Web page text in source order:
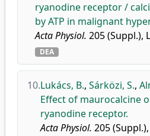
ryanodine receptor /
by ATP in malignant
Acta Physiol. 205 (Suppl.),
DEA
10.Lukács, B., Sárközi, S.,
Effect of maurocalcine
ryanodine receptor.
Acta Physiol. 205